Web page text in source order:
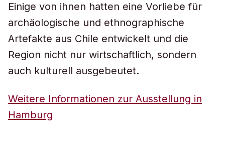
Einige von ihnen hatten eine Vorliebe für
archäologische und ethnographische
Artefakte aus Chile entwickelt und die
Region nicht nur wirtschaftlich, sondern
auch kulturell ausgebeutet.
Weitere Informationen zur Ausstellung in
Hamburg